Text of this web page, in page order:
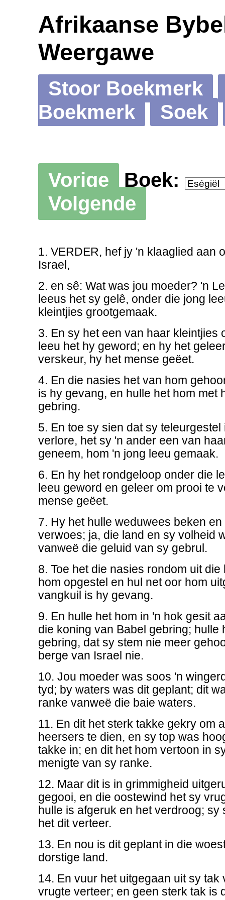
Afrikaanse
Weergawe
Stoor Boekmerk
Boekmerk
Soek
Vorige
Boek:
Volgende
1. VERDER, hef jy 'n klaaglied aan
Israel,
2. en sê: Wat was jou moeder? 'n
leeus het sy gelê, onder die jong
kleintjies grootgemaak.
3. En sy het een van haar kleintjies
leeu het hy geword; en hy het
verskeur, hy het mense geëet.
4. En die nasies het van hom
is hy gevang, en hulle het hom met
gebring.
5. En toe sy sien dat sy teleurgestel
verlore, het sy 'n ander een van
geneem, hom 'n jong leeu gemaak.
6. En hy het rondgeloop onder die
leeu geword en geleer om prooi te
mense geëet.
7. Hy het hulle weduwees beken
verwoes; ja, die land en sy volheid
vanweë die geluid van sy gebrul.
8. Toe het die nasies rondom uit
hom opgestel en hul net oor hom
vangkuil is hy gevang.
9. En hulle het hom in 'n hok gesit
die koning van Babel gebring; hulle
gebring, dat sy stem nie meer
berge van Israel nie.
10. Jou moeder was soos 'n
tyd; by waters was dit geplant; dit
ranke vanweë die baie waters.
11. En dit het sterk takke gekry om
heersers te dien, en sy top was
takke in; en dit het hom vertoon in
menigte van sy ranke.
12. Maar dit is in grimmigheid
gegooi, en die oostewind het sy
hulle is afgeruk en het verdroog; sy
het dit verteer.
13. En nou is dit geplant in die
dorstige land.
14. En vuur het uitgegaan uit sy tak
vrugte verteer; en geen sterk tak is